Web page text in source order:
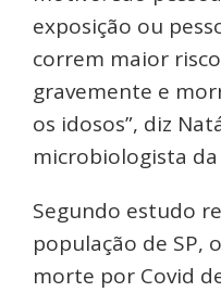
exposição ou
correm maior
gravemente e
os idosos”, diz
microbiologista da
Segundo estudo
população de SP,
morte por Covid